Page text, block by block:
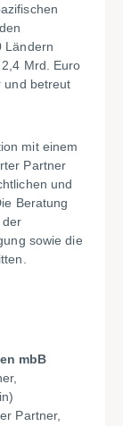
Ländern
Mrd. Euro
und betreut
mit einem
Partner
und
Beratung
der
sowie die
mbB
Partner,